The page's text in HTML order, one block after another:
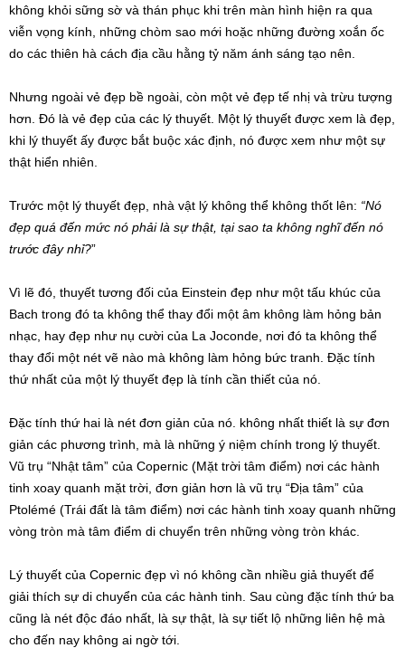
không khỏi sững sờ và thán phục khi trên màn hình hiện ra qua
viễn vọng kính, những chòm sao mới hoặc những đường xoắn ốc
do các thiên hà cách địa cầu hằng tỷ năm ánh sáng tạo nên.
Nhưng ngoài vẻ đẹp bề ngoài, còn một vẻ đẹp tế nhị và trừu tượng
hơn. Đó là vẻ đẹp của các lý thuyết. Một lý thuyết được xem là đẹp,
khi lý thuyết ấy được bắt buộc xác định, nó được xem như một sự
thật hiển nhiên.
Trước một lý thuyết đẹp, nhà vật lý không thể không thốt lên: “Nó
đẹp quá đến mức nó phải là sự thật, tại sao ta không nghĩ đến nó
trước đây nhỉ?”
Vì lẽ đó, thuyết tương đối của Einstein đẹp như một tấu khúc của
Bach trong đó ta không thể thay đổi một âm không làm hỏng bản
nhạc, hay đẹp như nụ cười của La Joconde, nơi đó ta không thể
thay đổi một nét vẽ nào mà không làm hỏng bức tranh. Đặc tính
thứ nhất của một lý thuyết đẹp là tính cần thiết của nó.
Đặc tính thứ hai là nét đơn giản của nó. không nhất thiết là sự đơn
giản các phương trình, mà là những ý niệm chính trong lý thuyết.
Vũ trụ “Nhật tâm” của Copernic (Mặt trời tâm điểm) nơi các hành
tinh xoay quanh mặt trời, đơn giản hơn là vũ trụ “Địa tâm” của
Ptolémé (Trái đất là tâm điểm) nơi các hành tinh xoay quanh những
vòng tròn mà tâm điểm di chuyển trên những vòng tròn khác.
Lý thuyết của Copernic đẹp vì nó không cần nhiều giả thuyết để
giải thích sự di chuyển của các hành tinh. Sau cùng đặc tính thứ ba
cũng là nét độc đáo nhất, là sự thật, là sự tiết lộ những liên hệ mà
cho đến nay không ai ngờ tới.